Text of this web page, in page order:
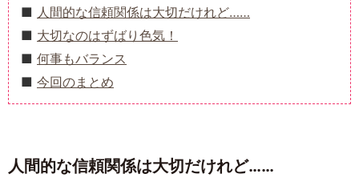
人間的な信頼関係は大切だけれど……
大切なのはずばり色気！
何事もバランス
今回のまとめ
人間的な信頼関係は大切だけれど……